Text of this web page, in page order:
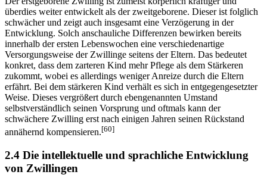
überdies weiter entwickelt als der zweitgeborene. Dieser ist folglich
schwächer und zeigt auch insgesamt eine Verzögerung in der
Entwicklung. Solch anschauliche Differenzen bewirken bereits
innerhalb der ersten Lebenswochen eine verschiedenartige
Versorgungsweise der Zwillinge seitens der Eltern. Das bedeutet
konkret, dass dem zarteren Kind mehr Pflege als dem Stärkeren
zukommt, wobei es allerdings weniger Anreize durch die Eltern
erfährt. Bei dem stärkeren Kind verhält es sich in entgegengesetzter
Weise. Dieses vergrößert durch ebengenannten Umstand
selbstverständlich seinen Vorsprung und oftmals kann der
schwächere Zwilling erst nach einigen Jahren seinen Rückstand
annähernd kompensieren.[60]
2.4 Die intellektuelle und sprachliche Entwicklung
von Zwillingen